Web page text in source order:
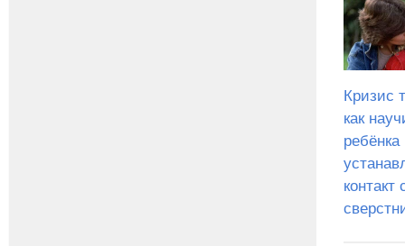
Кризис
как
ребёнка
контакт